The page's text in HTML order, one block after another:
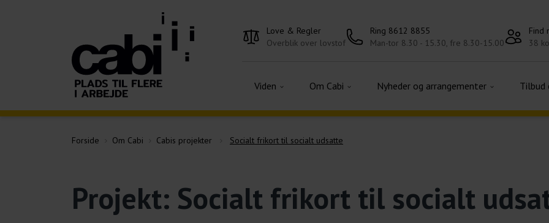
Love & Regler
Overblik over lovstof
Ring 8612 8855
Man-tor 8.30 - 15.30, fre 8.30-15.00
Find
38
Viden Om Cabi Nyheder og arrangementer
Forside Om Cabi Cabis projekter Socialt frikort til socialt udsatte
Projekt: Socialt frikort til socialt